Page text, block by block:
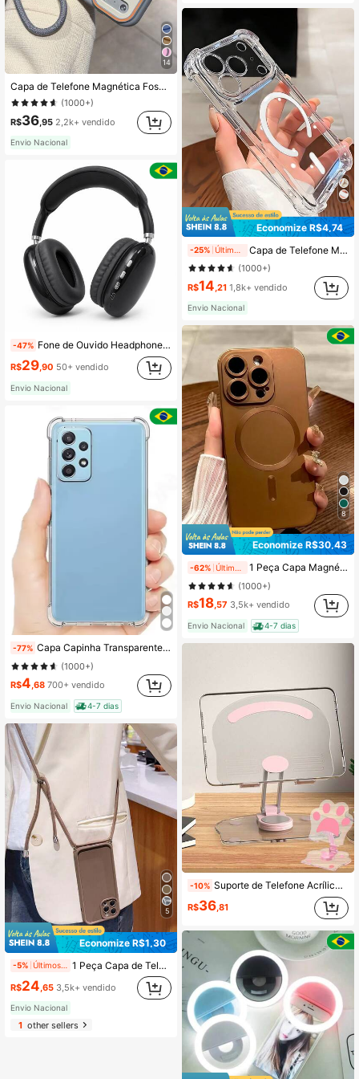
14
Capa de Telefone Magnética Fosca de Duas Cores com Cordão Compatível com 17 Pro Max, 17 Pro, 16 Pro Max, 16 Pro, 15 Pro Max, 15 Pro, 14 Pro Max, 14 Pro, 13 Pro Max, 13 Pro, Presente para Casal, Carregamento Sem Fio, Capa Rígida Anti-Queda, À Prova de Choque
(1000+)
R$36 ,95 2,2k+ vendido
Envio Nacional
-47% Fone de Ouvido Headphone Sem Fio Over-Ear com Microfone e Modo FM P9
R$29,90 50+ vendido
Envio Nacional
-77% Capa Capinha Transparente Anti Impacto Tpu Celular Case Telefone Para Samsung Galaxy A01 A02 A03 A04 A05 A06 A10 A11 A12 A13 5G A14 A15 A16 A20 A21s A22 A23 A24 A25 A26 A30 A31 A32 4G A33 A34 A35 A36 A54 A51 A52 s A53 A55 A56 A71 A72 A73 M12 M31 M52 M13 M23 M14 M54 M62 M15 M55 S20 Fe S22 Plus S23 S24 S25 Ultra S M A 01/02/03/04/05/06/10/11/12/13/14/15/16/20/21/22/23/24/25/26/30/31/32/33/34/35/36/50/51/52/53/54/55/56/70/71/72/73 J2 Pro J5 Prime J4 Core J6 Plus J7 Metal J8
(1000+)
R$4,68 700+ vendido
Envio Nacional 4-7 dias
5
Economize R$1,30
-5% Últimos 2 dias 1 Peça Capa de Telefone com Cordão de Proteção de Lente de Furo de Precisão, Cor Sólida, Moldura de Borda Redonda, Compatível com iPhone 17/17pro/17promax/17air/iPhone7/7p/X/Xs/Xr/Xmax/11/11pro/11promax/12/12pro/12promax/13/13pro/13promax/14/14pro/14plus/14promax/15/15pro/15plus/15promax/16/16e/16pro/16promax/16plus, Capa de Proteção de Casca Macia Confortável, Capa Transversal Compatível com Samsung S20/S21/S22/S23/S24/S25/S26, Capa de Telefone com Cordão
R$24,65 3,5k+ vendido
Envio Nacional
1other sellers
Economize R$4,74
-25% Capa de Telefone Magnética Transparente à Prova de Choque com Adsorção Magnética, Compatível com iPhone 17 Pro Max/17 Pro/17 Air/17/16 Pro Max/16 Pro/16 Plus/16 E/16/15 Pro Max/15 Pro/15 Plus/15/14 Pro Max/14 Pro/14 Plus/14/13 Pro Max/13/13 Pro/13 Mini/12 Pro Max/12/12 Pro/12 Mini/11/11 Pro/11 Pro Max/Xs/X/Xr/Xs Max/7 Plus/8 Plus/7g/8g, Cantos à Prova de Choque, Compatível com, Presente de Primavera Aniversário Profissional, Volta às Aulas
(1000+)
R$14 ,21 1,8k+ vendido
Envio Nacional
8
Economize R$30,43
-62% 1 Peça Capa Magnética Para Telefone, Capa de Celular Slim Case de Indução Magnética, Compatível Com iPhone17/17Pro/17ProMax/iPhoneAir/16/16Pro/16Plus/16ProMax
(1000+)
R$18,57 3,5k+ vendido
Envio Nacional 4-7 dias
-10% Suporte de Telefone Acrílico, Design Minimalista Fofo, Rotativo 360° e Dobrável, Portátil. Escolha Sua Cor Favorita para Iluminar Sua Casa. Este Suporte Dobrável para Telefone/Tablet é Adequado para Smartphones e Tablets de Até 12 Polegadas
R$36,81